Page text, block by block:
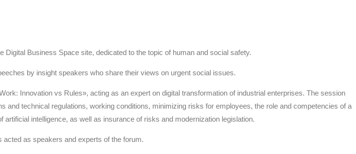
Business Space site, dedicated to the topic of human and social safety.
by insight speakers who share their views on urgent social issues.
Innovation vs Rules», acting as an expert on digital transformation of industrial enterprises. The session
technical regulations, working conditions, minimizing risks for employees, the role and competencies of a
intelligence, as well as insurance of risks and modernization legislation.
as speakers and experts of the forum.